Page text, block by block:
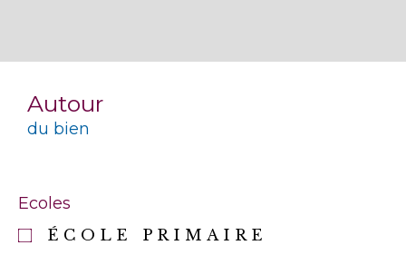
Autour
du bien
Ecoles
ÉCOLE PRIMAIRE